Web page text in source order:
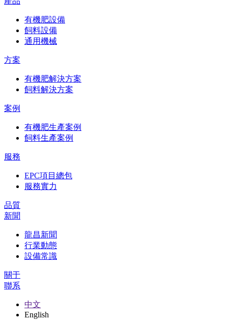
有機肥設備
飼料設備
通用機械
方案
有機肥解決方案
飼料解決方案
案例
有機肥生產案例
飼料生產案例
服務
EPC項目總包
服務實力
品質
新聞
龍昌新聞
行業動態
設備常識
關于
聯系
中文
English